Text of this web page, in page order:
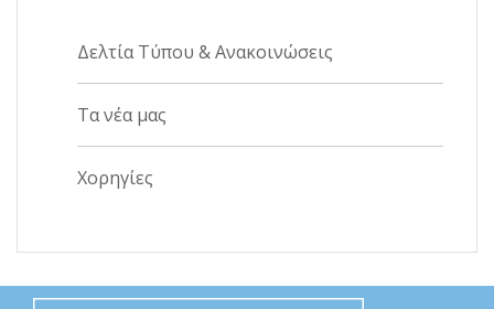
Δελτία Τύπου & Ανακοινώσεις
Τα νέα μας
Χορηγίες